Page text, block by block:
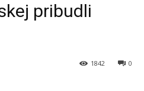
pribudli
0
1842